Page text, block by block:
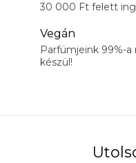
30 000 Ft felett
Vegán
Parfümjeink 99%-
készül!